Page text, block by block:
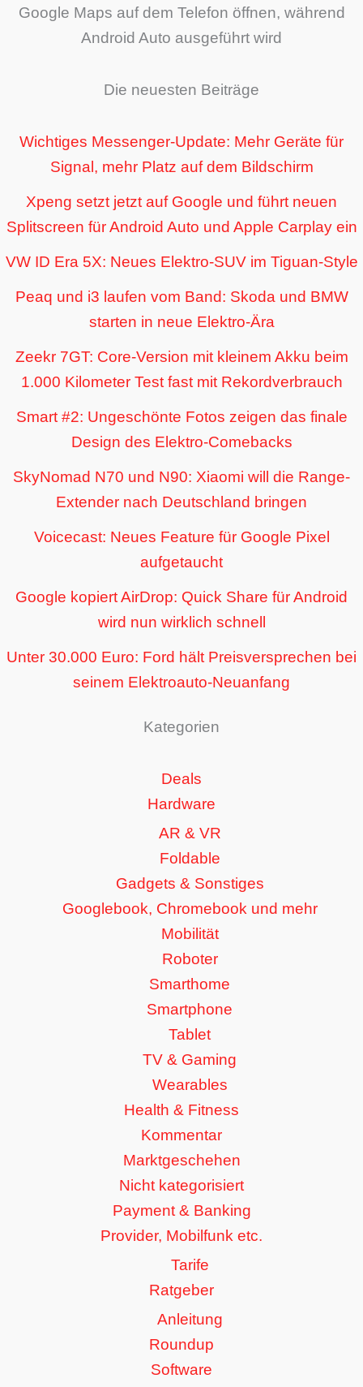
Google Maps auf dem Telefon öffnen, während
Android Auto ausgeführt wird
Die neuesten Beiträge
Wichtiges Messenger-Update: Mehr Geräte für
Signal, mehr Platz auf dem Bildschirm
Xpeng setzt jetzt auf Google und führt neuen
Splitscreen für Android Auto und Apple Carplay ein
VW ID Era 5X: Neues Elektro-SUV im Tiguan-Style
Peaq und i3 laufen vom Band: Skoda und BMW
starten in neue Elektro-Ära
Zeekr 7GT: Core-Version mit kleinem Akku beim
1.000 Kilometer Test fast mit Rekordverbrauch
Smart #2: Ungeschönte Fotos zeigen das finale
Design des Elektro-Comebacks
SkyNomad N70 und N90: Xiaomi will die Range-
Extender nach Deutschland bringen
Voicecast: Neues Feature für Google Pixel
aufgetaucht
Google kopiert AirDrop: Quick Share für Android
wird nun wirklich schnell
Unter 30.000 Euro: Ford hält Preisversprechen bei
seinem Elektroauto-Neuanfang
Kategorien
Deals
Hardware
AR & VR
Foldable
Gadgets & Sonstiges
Googlebook, Chromebook und mehr
Mobilität
Roboter
Smarthome
Smartphone
Tablet
TV & Gaming
Wearables
Health & Fitness
Kommentar
Marktgeschehen
Nicht kategorisiert
Payment & Banking
Provider, Mobilfunk etc.
Tarife
Ratgeber
Anleitung
Roundup
Software